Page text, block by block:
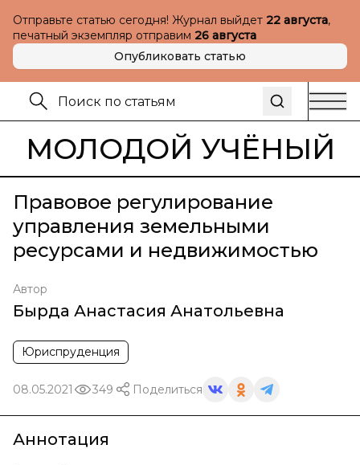
Отправьте статью сегодня! Журнал выйдет 22 августа,
печатный экземпляр отправим 26 августа
Опубликовать статью
МОЛОДОЙ УЧЁНЫЙ
Правовое регулирование
управления земельными
ресурсами и недвижимостью
Автор
Бырда Анастасия Анатольевна
Юриспруденция
08.05.2021 349 Поделиться
Аннотация